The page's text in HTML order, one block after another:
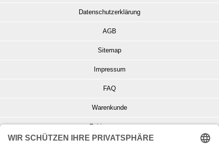
Datenschutzerklärung
AGB
Sitemap
Impressum
FAQ
Warenkunde
Zahlungsarten